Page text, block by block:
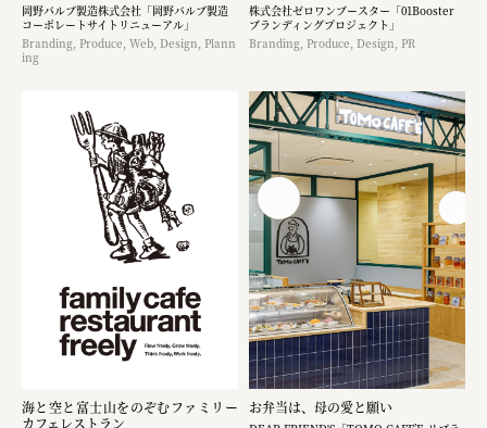
岡野バルブ製造株式会社「岡野バルブ製造
コーポレートサイトリニューアル」
Branding, Produce, Web, Design, Plann
ing
株式会社ゼロワンブースター「01Booster
ブランディングプロジェクト」
Branding, Produce, Design, PR
海と空と富士山をのぞむファミリー
カフェレストラン
お弁当は、母の愛と願い